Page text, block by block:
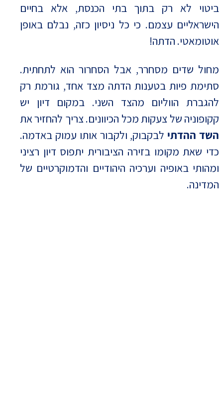
ביטוי לא רק בתוך בתי הכנסת, אלא בחיים
הישראליים עצמם. כי כל ניסיון כזה, נבלם באופן
אוטומאטי. הדתה!
מחול שדים מסחרר, אבל הסחרור הוא לתחתית.
סתימת פיות בטענות הדתה מצד אחד, גורמת רק
להגברת הווליום מהצד השני. במקום דיון יש
קקופוניה של צעקות מכל הכיוונים. צריך להחזיר את
השד ההדתי לבקבוק, ולקבור אותו עמוק באדמה.
כדי שאת מקומו בזירה הציבורית יתפוס דיון רציני
ומהותי באופיה וערכיה היהודיים והדמוקרטיים של
המדינה.